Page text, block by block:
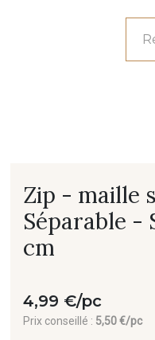
Zip - maille
Séparable -
cm
4,99 €/pc
Prix conseillé : 5,50 €/pc